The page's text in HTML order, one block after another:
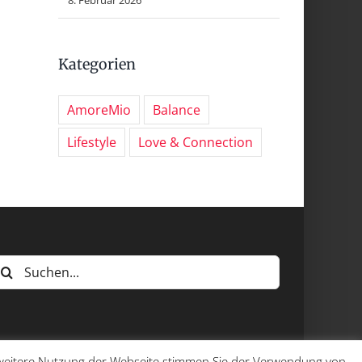
Kategorien
AmoreMio
Balance
Lifestyle
Love & Connection